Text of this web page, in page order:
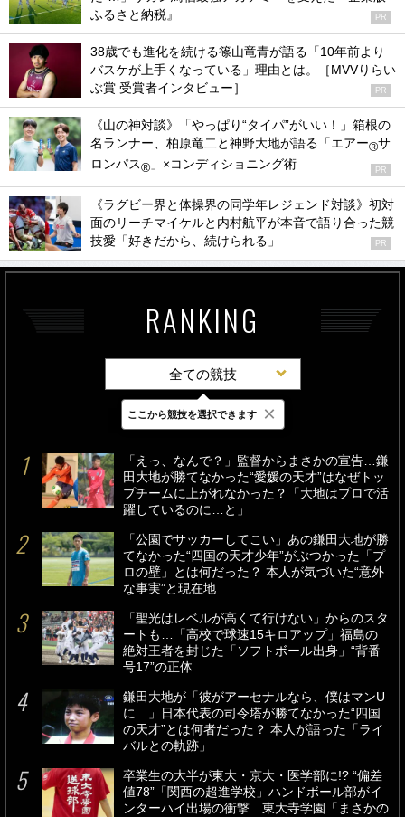
ふるさと納税』
PR
38歳でも進化を続ける篠山竜青が語る「10年前より
バスケが上手くなっている」理由とは。［MVVりらい
ぶ賞 受賞者インタビュー］
PR
《山の神対談》「やっぱり“タイパ”がいい！」箱根の
名ランナー、柏原竜二と神野大地が語る「エアー®サ
ロンパス® 」×コンディショニング術 PR
《ラグビー界と体操界の同学年レジェンド対談》初対
面のリーチマイケルと内村航平が本音で語り合った競
技愛「好きだから、続けられる」
PR
RANKING
全ての競技
最新 24時間 週間
「えっ、なんで？」監督からまさかの宣告…鎌
田大地が勝てなかった“愛媛の天才”はなぜトッ
プチームに上がれなかった？「大地はプロで活
躍しているのに…と」
「公園でサッカーしてこい」あの鎌田大地が勝
てなかった“四国の天才少年”がぶつかった「プ
ロの壁」とは何だった？ 本人が気づいた“意外
な事実”と現在地
「聖光はレベルが高くて行けない」からのスタ
ートも…「高校で球速15キロアップ」福島の
絶対王者を封じた「ソフトボール出身」“背番
号17”の正体
鎌田大地が「彼がアーセナルなら、僕はマンU
に…」日本代表の司令塔が勝てなかった“四国
の天才”とは何者だった？ 本人が語った「ライ
バルとの軌跡」
卒業生の大半が東大・京大・医学部に!? “偏差
値78”「関西の超進学校」ハンドボール部がイ
ンターハイ出場の衝撃…東大寺学園「まさかの
ここから競技を選択できます ×